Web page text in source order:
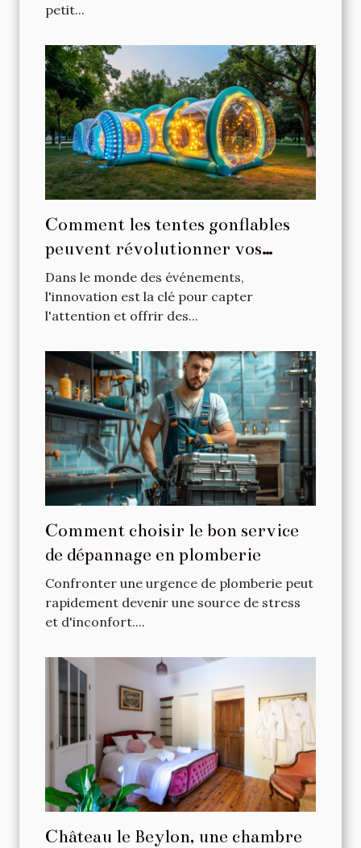
petit...
Comment les tentes gonflables
peuvent révolutionner vos
événements
Dans le monde des événements,
l'innovation est la clé pour capter
l'attention et offrir des...
Comment choisir le bon service
de dépannage en plomberie
Confronter une urgence de plomberie peut
rapidement devenir une source de stress
et d'inconfort....
Château le Beylon, une chambre